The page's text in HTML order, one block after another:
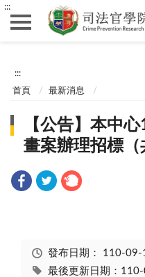
:::
:::
首頁 最新消息
【公告】本中
畫案辦理招標（
發布日期： 110-09-
最後更新日期：